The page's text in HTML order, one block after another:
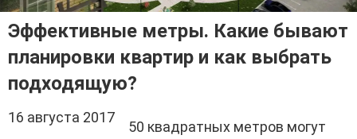
Эффективные метры. Какие бывают
планировки квартир и как выбрать
подходящую?
16 августа 2017
50 квадратных метров могут